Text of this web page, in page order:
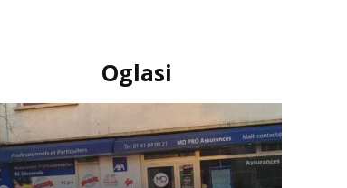
Oglasi